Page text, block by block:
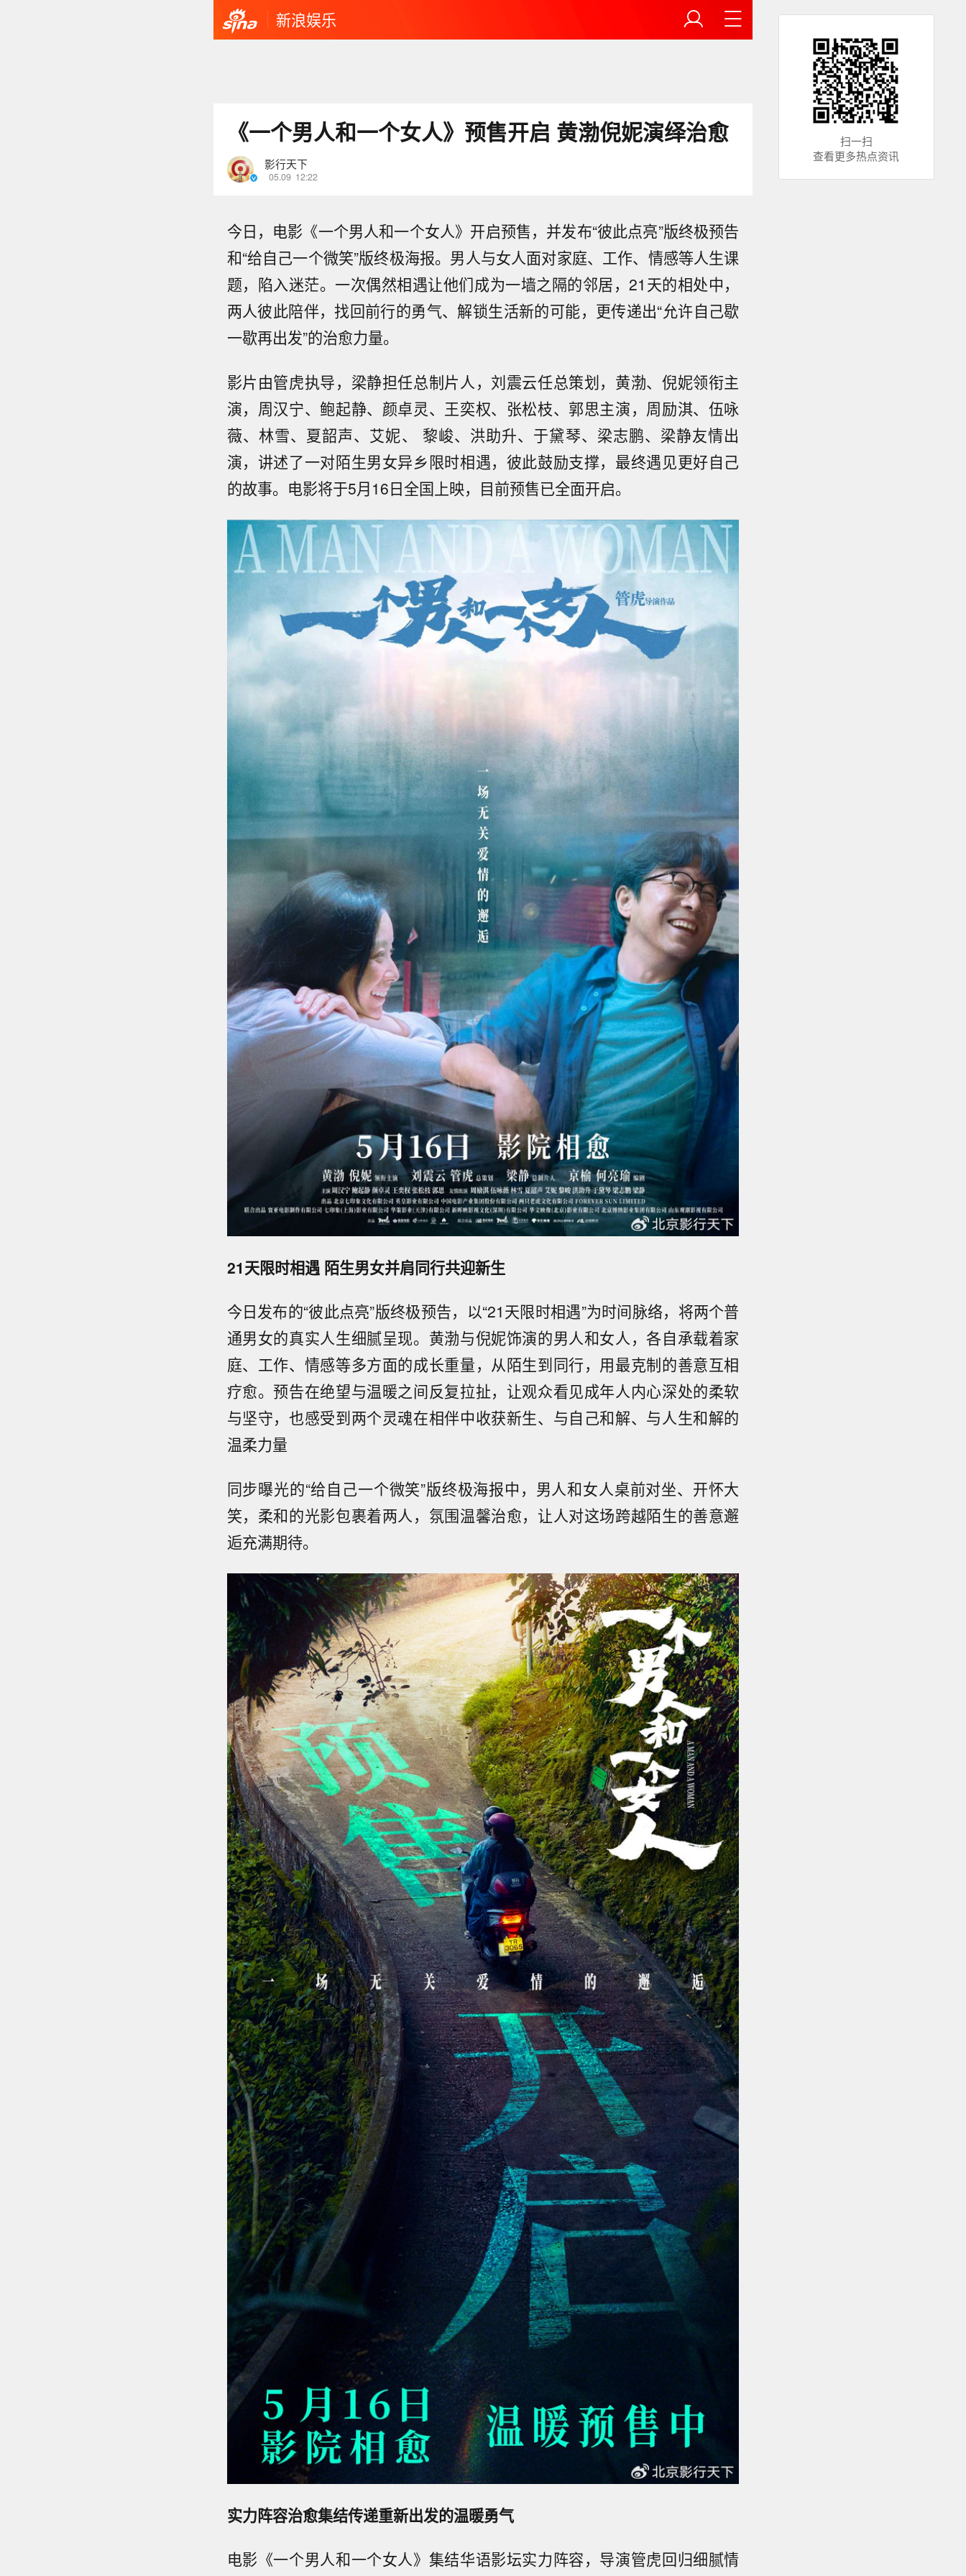
新浪娱乐
《一个男人和一个女人》预售开启 黄渤倪妮演绎治愈
影行天下
05.09 12:22
今日，电影《一个男人和一个女人》开启预售，并发布“彼此点亮”版终极预告
和“给自己一个微笑”版终极海报。 男人与女人面对家庭、工作、情感等人生课
题，陷入迷茫。一次偶然相遇让他们成为一墙之隔的邻居，21天的相处中，
两人彼此陪伴，找回前行的勇气、解锁生活新的可能，更传递出“允许自己歇
一歇再出发”的治愈力量。
影片由管虎执导，梁静担任总制片人，刘震云任总策划，黄渤、倪妮领衔主
演，周汉宁、鲍起静、颜卓灵、王奕权、张松枝、郭思主演，周励淇、伍咏
薇、林雪、夏韶声、艾妮、 黎峻、洪助升、于黛琴、梁志鹏、梁静友情出
演，讲述了一对陌生男女异乡限时相遇，彼此鼓励支撑，最终遇见更好自己
的故事。电影将于5月16日全国上映，目前预售已全面开启。
21天限时相遇 陌生男女并肩同行共迎新生
今日发布的“彼此点亮”版终极预告，以“21天限时相遇”为时间脉络，将两个普
通男女的真实人生细腻呈现。 黄渤与倪妮饰演的男人和女人，各自承载着家
庭、工作、情感等多方面的成长重量，从陌生到同行，用最克制的善意互相
疗愈。预告在绝望与温暖之间反复拉扯，让观众看见成年人内心深处的柔软
与坚守，也感受到两个灵魂在相伴中收获新生、与自己和解、与人生和解的
温柔力量
同步曝光的“给自己一个微笑”版终极海报中，男人和女人桌前对坐、开怀大
笑，柔和的光影包裹着两人，氛围温馨治愈，让人对这场跨越陌生的善意邂
逅充满期待。
实力阵容治愈集结传递重新出发的温暖勇气
电影《一个男人和一个女人》集结华语影坛实力阵容，导演管虎回归细腻情
扫一扫
查看更多热点资讯